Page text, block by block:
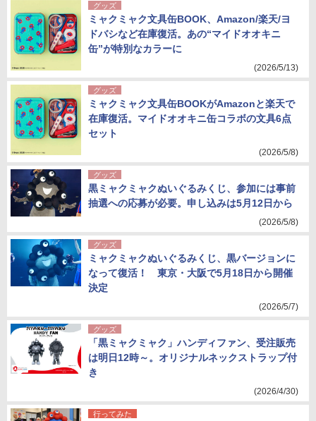
グッズ
ミャクミャク文具缶BOOK、Amazon/楽天/ヨ
ドバシなど在庫復活。あの“マイドオオキニ
缶”が特別なカラーに
(2026/5/13)
グッズ
ミャクミャク文具缶BOOKがAmazonと楽天で
在庫復活。マイドオオキニ缶コラボの文具6点
セット
(2026/5/8)
グッズ
黒ミャクミャクぬいぐるみくじ、参加には事前
抽選への応募が必要。申し込みは5月12日から
(2026/5/8)
グッズ
ミャクミャクぬいぐるみくじ、黒バージョンに
なって復活！ 東京・大阪で5月18日から開催
決定
(2026/5/7)
グッズ
「黒ミャクミャク」ハンディファン、受注販売
は明日12時～。オリジナルネックストラップ付
き
(2026/4/30)
行ってみた